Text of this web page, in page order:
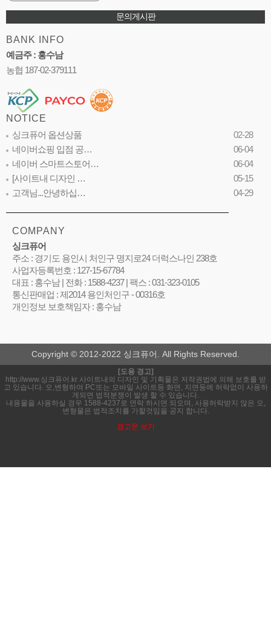
문의게시판
BANK INFO
예금주 : 홍수남
농협 187-02-379111
NOTICE
싱크퓨어 옵션상품
02-28
네이버쇼핑 입점 공…
06-04
네이버 스마트스토어…
06-04
[사이트내 디자인 …
05-15
고객님...안녕하십…
04-29
COMPANY
싱크퓨어
주소 : 경기도 용인시 처인구 명지로24 더럭스나인 238호
사업자등록번호 : 127-15-67784
대표 : 홍수남 | 전화 : 1588-4237 | 팩스 : 031-323-0105
통신판매업 : 제2014 용인처인구 - 00316호
개인정보 보호책임자 : 홍수남
Copyright © 2012-2022 싱크퓨어. All Rights Reserved.
[도용 경고]
http://www.싱크퓨어.kr 사이트내의 디자인 및 기획물은 저작권법에 의해 보호를 받
고 있습니다. 오,변형하여 PC또는 모바일 사이트등 화면, 지면등에 허락없이 사용하
게되면 법적분쟁이 발생 할 수 있습니다.
내용물을 사용하실 경우 1588-4237로 연락 하시면 되오며, 사용허락받지 않은 오,
변형물은 법적조치를 가할것임을 공지 합니다.
경고문 보기